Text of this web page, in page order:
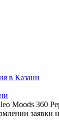
в Казани
Moods 360
заявки